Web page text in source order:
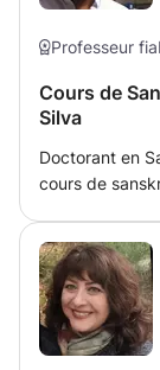
Professeur
Cours de
Silva
Doctorant en
cours de
textes et moins
prononciation